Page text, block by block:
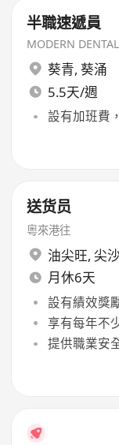
半職速遞員
MODERN
葵青, 葵涌
5.5天/週
設有加班費
送货员
粵來港往
油尖旺, 尖
月休6天
設有績效獎
享有每年不
提供職業安